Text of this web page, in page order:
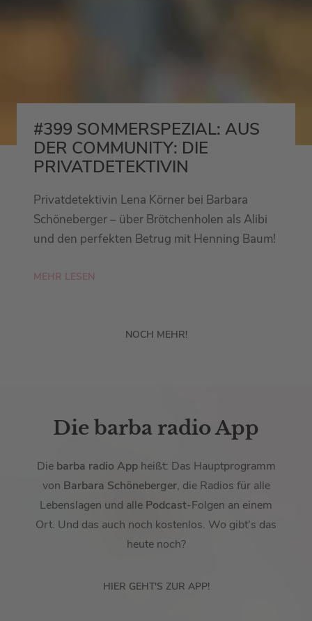
#399 SOMMERSPEZIAL: AUS
DER COMMUNITY: DIE
PRIVATDETEKTIVIN
Privatdetektivin Lena Körner bei Barbara
Schöneberger – über Brötchenholen als Alibi
und den perfekten Betrug mit Henning Baum!
MEHR LESEN
NOCH MEHR!
Die barba radio App
Die barba radio Appheißt: Das Hauptprogramm
von Barbara Schöneberger, die Radios für alle
Lebenslagen und alle Podcast-Folgen an einem
Ort. Und das auch noch kostenlos. Wo gibt's das
heute noch?
HIER GEHT'S ZUR APP!